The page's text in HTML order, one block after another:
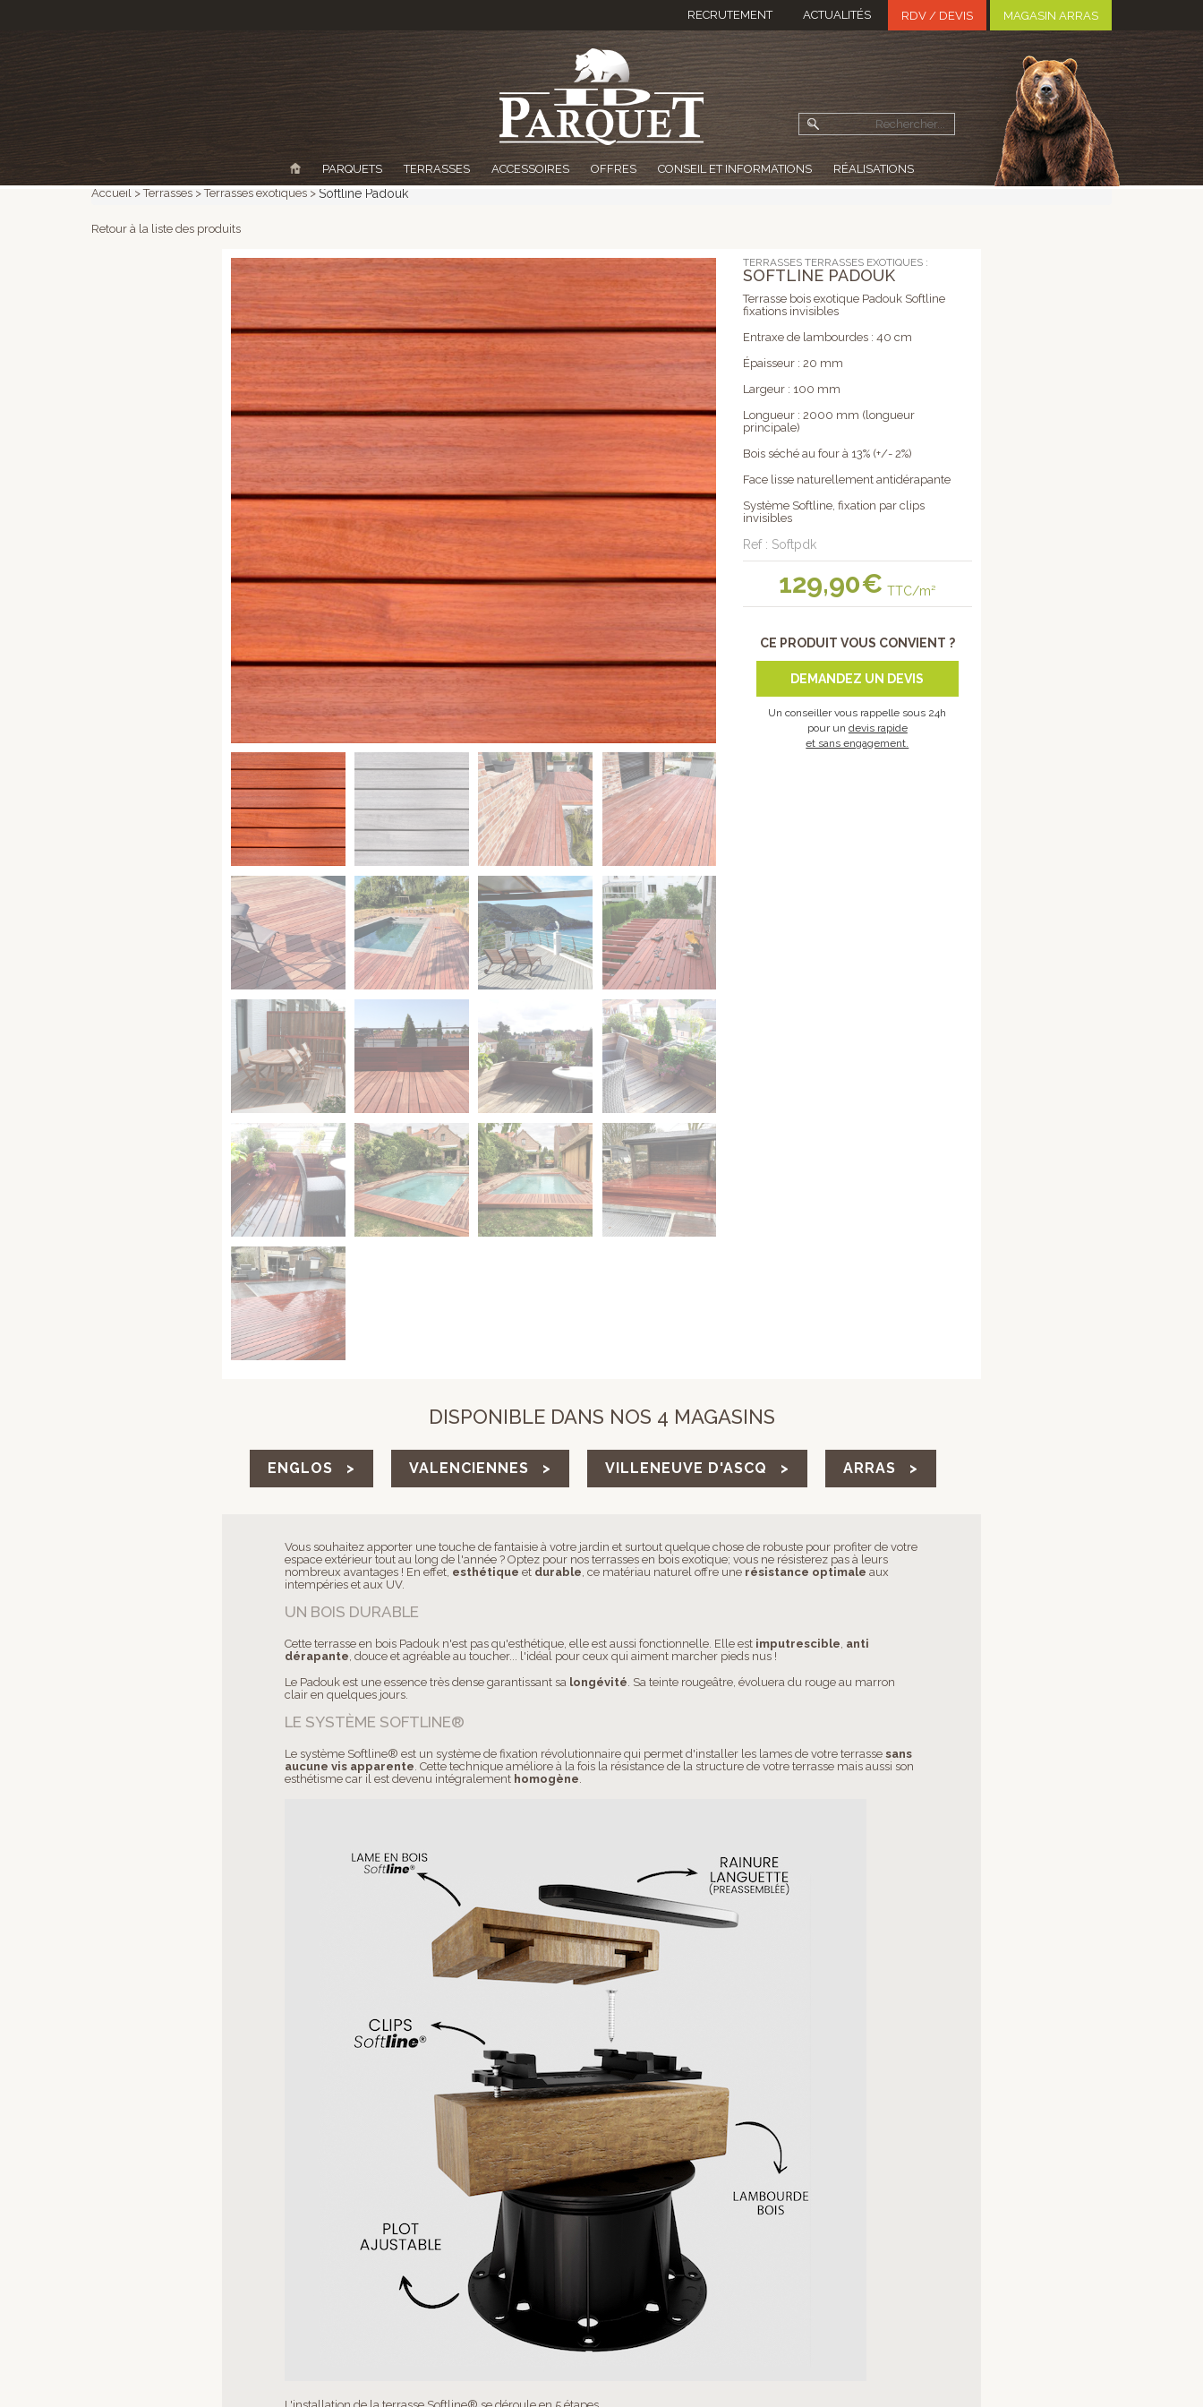
Accueil Terrasses Terrasses exotiques Softline Padouk
Retour à la liste des produits
TERRASSES TERRASSES EXOTIQUES :
SOFTLINE PADOUK
Terrasse bois exotique Padouk Softline
fixations invisibles
Entraxe de lambourdes : 40 cm
Épaisseur : 20 mm
Largeur : 100 mm
Longueur : 2000 mm (longueur
principale)
Bois séché au four à 13% (+/- 2%)
Face lisse naturellement antidérapante
Système Softline, fixation par clips
invisibles
Ref : Softpdk
129,90€ TTC/m²
CE PRODUIT VOUS CONVIENT ?
DEMANDEZ UN DEVIS
Un conseiller vous rappelle sous 24h
pour un devis rapide
et sans engagement.
DISPONIBLE DANS NOS 4 MAGASINS
ENGLOS > VALENCIENNES > VILLENEUVE D'ASCQ > ARRAS >
Vous souhaitez apporter une touche de fantaisie à votre jardin et surtout quelque chose de robuste pour profiter de votre
espace extérieur tout au long de l'année ? Optez pour nos terrasses en bois exotique; vous ne résisterez pas à leurs
nombreux avantages ! En effet, esthétique et durable, ce matériau naturel offre une résistance optimale aux
intempéries et aux UV.
UN BOIS DURABLE
Cette terrasse en bois Padouk n'est pas qu'esthétique, elle est aussi fonctionnelle. Elle est imputrescible, anti
dérapante, douce et agréable au toucher... l'idéal pour ceux qui aiment marcher pieds nus !
Le Padouk est une essence très dense garantissant sa longévité. Sa teinte rougeâtre, évoluera du rouge au marron
clair en quelques jours.
LE SYSTÈME SOFTLINE®
Le système Softline® est un système de fixation révolutionnaire qui permet d'installer les lames de votre terrassesans
aucune vis apparente. Cette technique améliore à la fois la résistance de la structure de votre terrasse mais aussi son
esthétisme car il est devenu intégralement homogène.
RECRUTEMENT ACTUALITÉS RDV / DEVIS MAGASIN ARRAS
PARQUETS TERRASSES ACCESSOIRES OFFRES CONSEIL ET INFORMATIONS RÉALISATIONS